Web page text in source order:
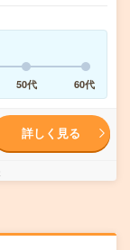
50代 60代
詳しく見る